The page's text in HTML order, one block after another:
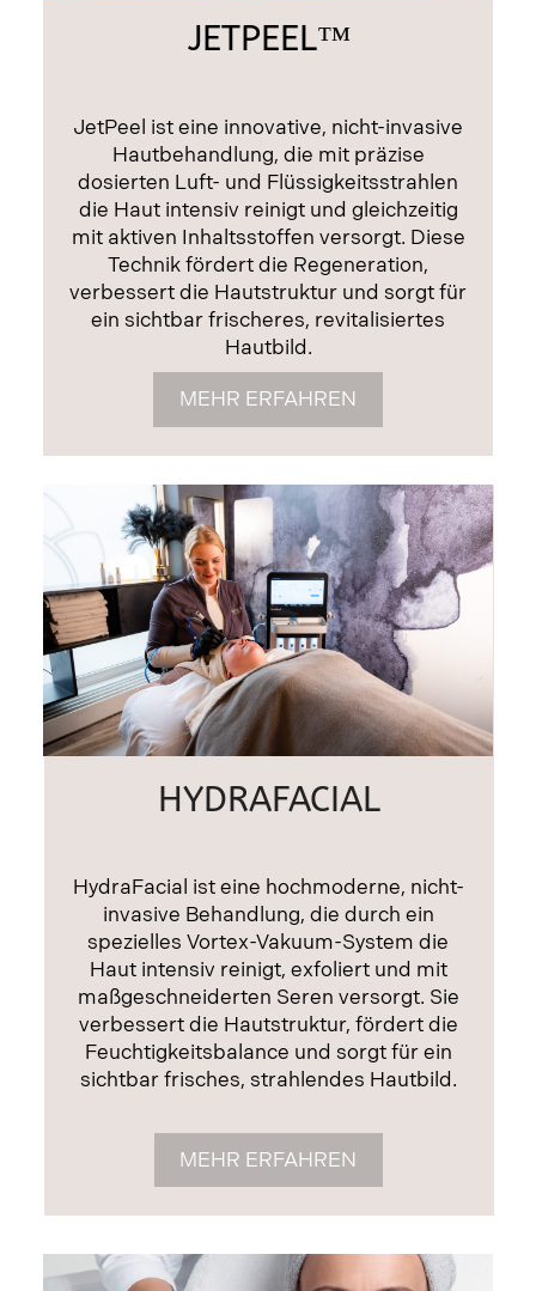
JETPEEL™
JetPeel ist eine innovative, nicht-invasive
Hautbehandlung, die mit präzise
dosierten Luft- und Flüssigkeitsstrahlen
die Haut intensiv reinigt und gleichzeitig
mit aktiven Inhaltsstoffen versorgt. Diese
Technik fördert die Regeneration,
verbessert die Hautstruktur und sorgt für
ein sichtbar frischeres, revitalisiertes
Hautbild.
MEHR ERFAHREN
HYDRAFACIAL
HydraFacial ist eine hochmoderne, nicht-
invasive Behandlung, die durch ein
spezielles Vortex-Vakuum-System die
Haut intensiv reinigt, exfoliert und mit
maßgeschneiderten Seren versorgt. Sie
verbessert die Hautstruktur, fördert die
Feuchtigkeitsbalance und sorgt für ein
sichtbar frisches, strahlendes Hautbild.
MEHR ERFAHREN